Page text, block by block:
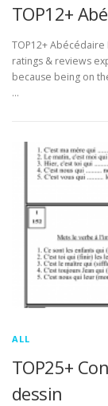
TOP12+
TOP12+
ratings & reviews
because being on
…
ALL
TOP25+
dessin